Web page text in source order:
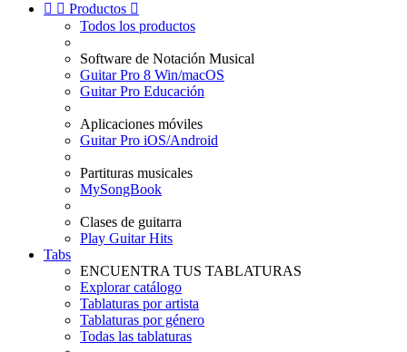
  Productos 
Todos los productos
Software de Notación Musical
Guitar Pro 8 Win/macOS
Guitar Pro Educación
Aplicaciones móviles
Guitar Pro iOS/Android
Partituras musicales
MySongBook
Clases de guitarra
Play Guitar Hits
Tabs
ENCUENTRA TUS TABLATURAS
Explorar catálogo
Tablaturas por artista
Tablaturas por género
Todas las tablaturas